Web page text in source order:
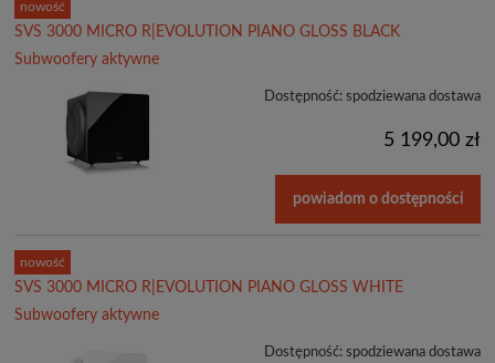
SVS 3000 MICRO R|EVOLUTION PIANO GLOSS BLACK
Subwoofery aktywne
Dostępność: spodziewana dostawa
5 199,00 zł
powiadom o dostępności
nowość
SVS 3000 MICRO R|EVOLUTION PIANO GLOSS WHITE
Subwoofery aktywne
Dostępność: spodziewana dostawa
nowość